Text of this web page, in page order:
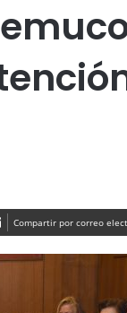
Compartir por correo